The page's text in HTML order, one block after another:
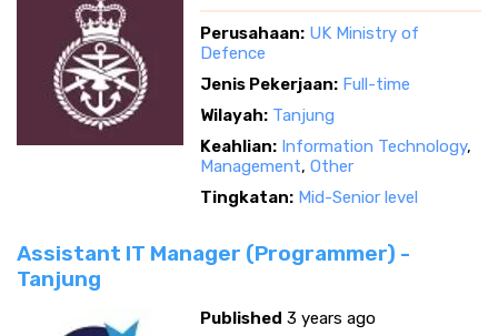
Perusahaan: UK Ministry of
Defence
Jenis Pekerjaan: Full-time
Wilayah: Tanjung
Keahlian: Information Technology,
Management, Other
Tingkatan: Mid-Senior level
Assistant IT Manager (Programmer) -
Tanjung
Published 3 years ago